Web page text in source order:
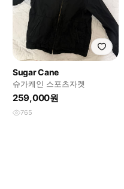
Sugar Cane
슈가케인 스포츠자켓
259,000원
765